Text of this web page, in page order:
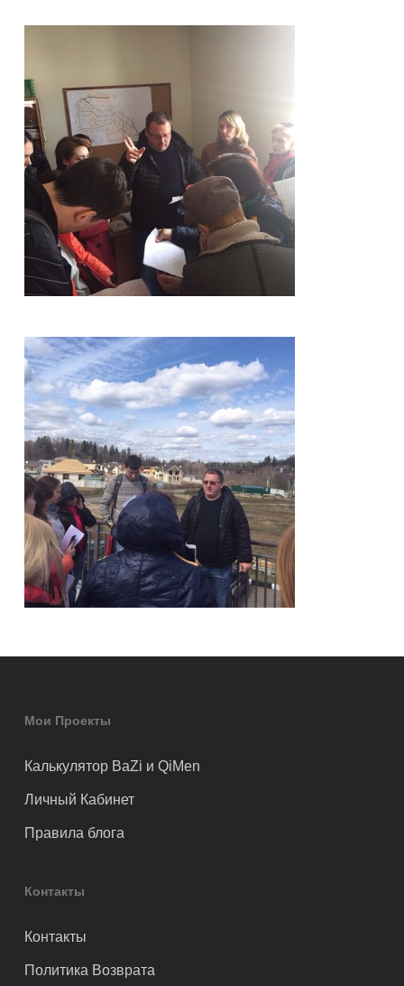
Мои Проекты
Калькулятор BaZi и QiMen
Личный Кабинет
Правила блога
Контакты
Контакты
Политика Возврата